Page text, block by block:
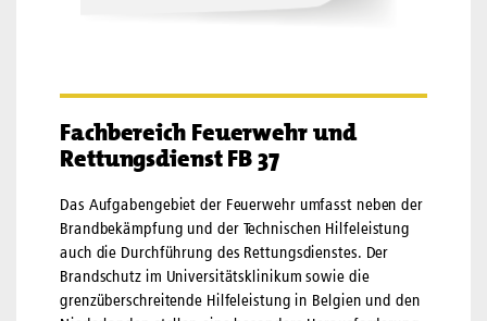
Fachbereich Feuerwehr und
Rettungsdienst FB 37
Das Aufgabengebiet der Feuerwehr umfasst neben der
Brandbekämpfung und der Technischen Hilfeleistung
auch die Durchführung des Rettungsdienstes. Der
Brandschutz im Universitätsklinikum sowie die
grenzüberschreitende Hilfeleistung in Belgien und den